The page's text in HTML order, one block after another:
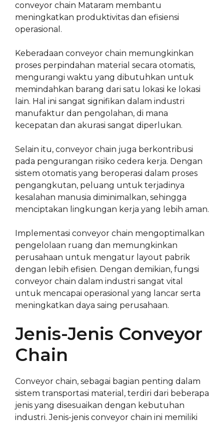
conveyor chain Mataram membantu
meningkatkan produktivitas dan efisiensi
operasional.
Keberadaan conveyor chain memungkinkan
proses perpindahan material secara otomatis,
mengurangi waktu yang dibutuhkan untuk
memindahkan barang dari satu lokasi ke lokasi
lain. Hal ini sangat signifikan dalam industri
manufaktur dan pengolahan, di mana
kecepatan dan akurasi sangat diperlukan.
Selain itu, conveyor chain juga berkontribusi
pada pengurangan risiko cedera kerja. Dengan
sistem otomatis yang beroperasi dalam proses
pengangkutan, peluang untuk terjadinya
kesalahan manusia diminimalkan, sehingga
menciptakan lingkungan kerja yang lebih aman.
Implementasi conveyor chain mengoptimalkan
pengelolaan ruang dan memungkinkan
perusahaan untuk mengatur layout pabrik
dengan lebih efisien. Dengan demikian, fungsi
conveyor chain dalam industri sangat vital
untuk mencapai operasional yang lancar serta
meningkatkan daya saing perusahaan.
Jenis-Jenis Conveyor
Chain
Conveyor chain, sebagai bagian penting dalam
sistem transportasi material, terdiri dari beberapa
jenis yang disesuaikan dengan kebutuhan
industri. Jenis-jenis conveyor chain ini memiliki